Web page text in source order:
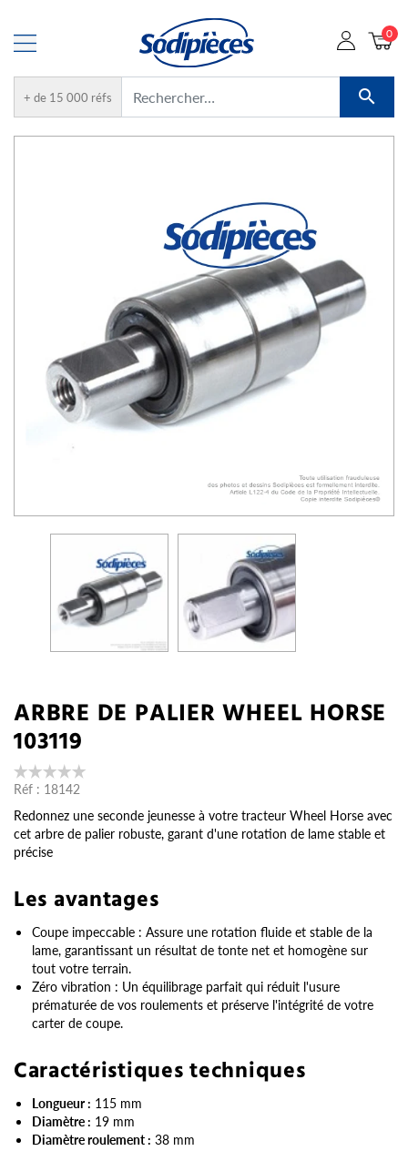
+ de 15 000 réfs 
0
ARBRE DE PALIER WHEEL HORSE
103119
Réf : 18142
Redonnez une seconde jeunesse à votre tracteur Wheel Horse avec
cet arbre de palier robuste, garant d'une rotation de lame stable et
précise
Les avantages
Coupe impeccable : Assure une rotation fluide et stable de la
lame, garantissant un résultat de tonte net et homogène sur
tout votre terrain.
Zéro vibration : Un équilibrage parfait qui réduit l'usure
prématurée de vos roulements et préserve l'intégrité de votre
carter de coupe.
Caractéristiques techniques
Longueur : 115 mm
Diamètre : 19 mm
Diamètre roulement : 38 mm